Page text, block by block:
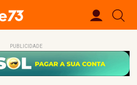
PUBLICIDADE